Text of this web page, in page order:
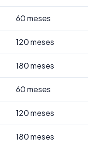
60 meses
120 meses
180 meses
60 meses
120 meses
180 meses